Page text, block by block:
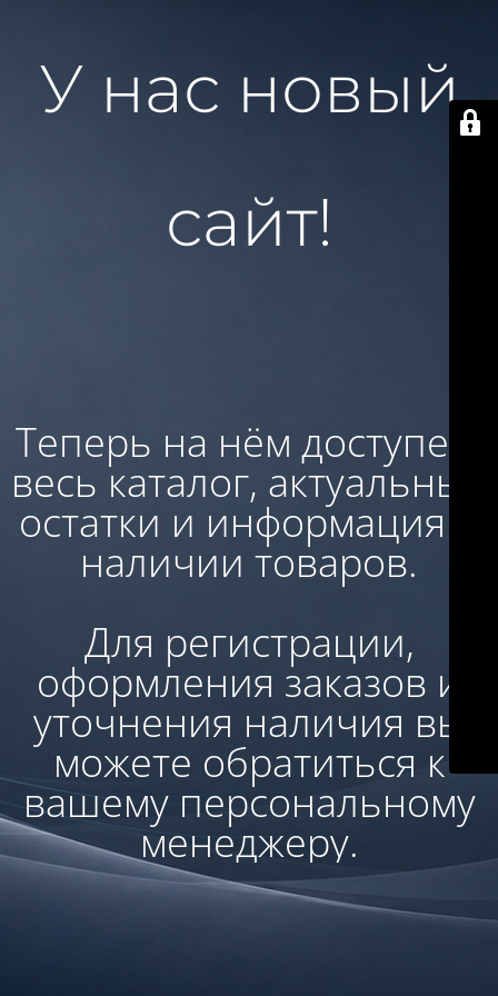
У нас новый
сайт!
Теперь на нём доступен:
весь каталог, актуальные
остатки и информация о
наличии товаров.
Для регистрации,
оформления заказов и
уточнения наличия вы
можете обратиться к
вашему персональному
менеджеру.